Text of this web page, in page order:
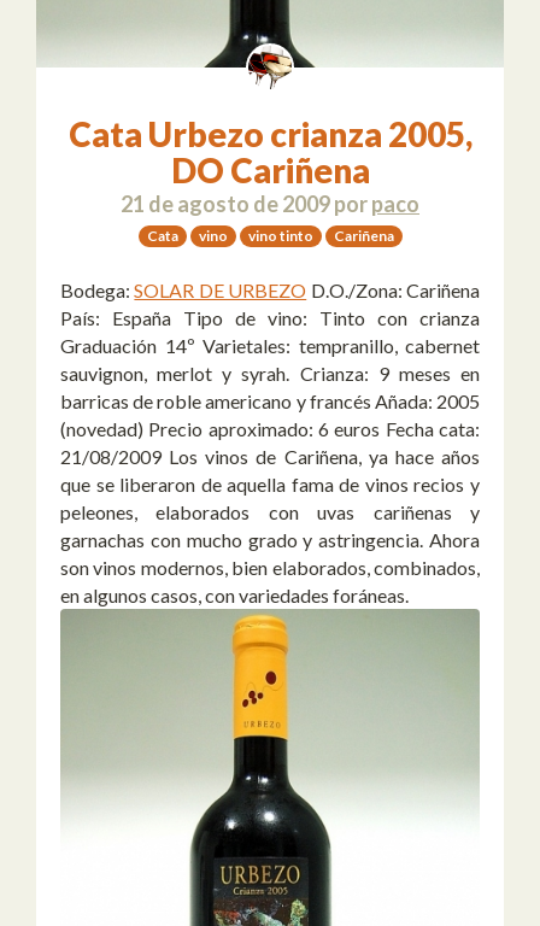
Cata Urbezo crianza 2005,
DO Cariñena
21 de agosto de 2009porpaco
Cata vino vino tinto Cariñena
Bodega:SOLAR DE URBEZO D.O./Zona: Cariñena
País: España Tipo de vino: Tinto con crianza
Graduación 14º Varietales: tempranillo, cabernet
sauvignon, merlot y syrah. Crianza: 9 meses en
barricas de roble americano y francés Añada: 2005
(novedad) Precio aproximado: 6 euros Fecha cata:
21/08/2009 Los vinos de Cariñena, ya hace años
que se liberaron de aquella fama de vinos recios y
peleones, elaborados con uvas cariñenas y
garnachas con mucho grado y astringencia. Ahora
son vinos modernos, bien elaborados, combinados,
en algunos casos, con variedades foráneas.